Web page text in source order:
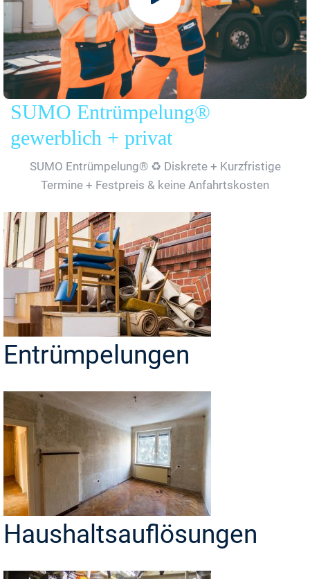
SUMO Entrümpelung®
gewerblich + privat
SUMO Entrümpelung® ♻️ Diskrete + Kurzfristige
Termine + Festpreis & keine Anfahrtskosten
Entrümpelungen
Haushaltsauflösungen